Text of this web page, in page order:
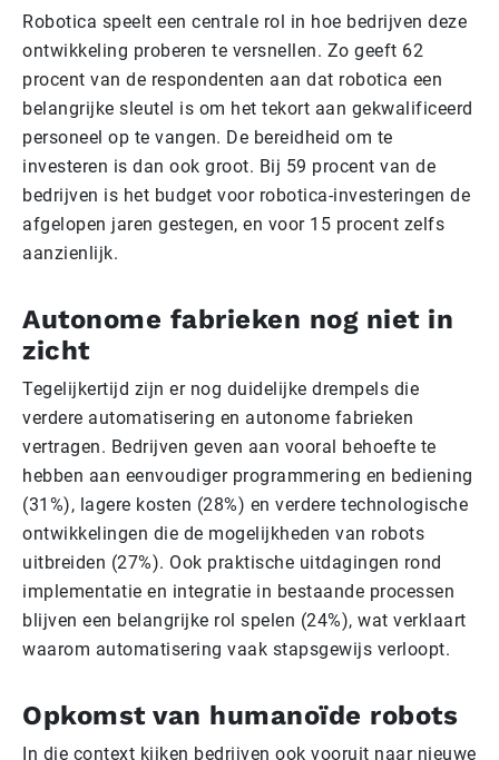
Robotica speelt een centrale rol in hoe bedrijven deze
ontwikkeling proberen te versnellen. Zo geeft 62
procent van de respondenten aan dat robotica een
belangrijke sleutel is om het tekort aan gekwalificeerd
personeel op te vangen. De bereidheid om te
investeren is dan ook groot. Bij 59 procent van de
bedrijven is het budget voor robotica-investeringen de
afgelopen jaren gestegen, en voor 15 procent zelfs
aanzienlijk.
Autonome fabrieken nog niet in
zicht
Tegelijkertijd zijn er nog duidelijke drempels die
verdere automatisering en autonome fabrieken
vertragen. Bedrijven geven aan vooral behoefte te
hebben aan eenvoudiger programmering en bediening
(31%), lagere kosten (28%) en verdere technologische
ontwikkelingen die de mogelijkheden van robots
uitbreiden (27%). Ook praktische uitdagingen rond
implementatie en integratie in bestaande processen
blijven een belangrijke rol spelen (24%), wat verklaart
waarom automatisering vaak stapsgewijs verloopt.
Opkomst van humanoïde robots
In die context kijken bedrijven ook vooruit naar nieuwe